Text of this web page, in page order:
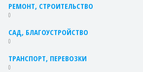
РЕМОНТ, СТРОИТЕЛЬСТВО
0
САД, БЛАГОУСТРОЙСТВО
0
ТРАНСПОРТ, ПЕРЕВОЗКИ
0